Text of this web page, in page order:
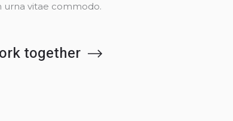
urna vitae commodo.
together